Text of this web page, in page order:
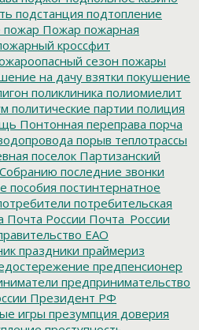
подстанция подтопление
пожар Пожар пожарная
кроссфит
сезон пожары
на дачу взятки покушение
поликлиника полиомиелит
политические партии полиция
Понтонная переправа порча
порыв теплотрассы
поселок Партизанский
последние звонки
пособия постинтернатное
потребительская
Почта России Почта_России
ЕАО
праздники праймериз
предпенсионер
предпринимательство
Президент РФ
игры презумпция доверия